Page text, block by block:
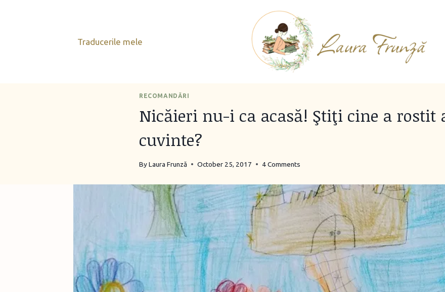
Traducerile mele
RECOMANDĂRI
Nicăieri nu-i ca acasă! Ştiţi cine a rostit
cuvinte?
ByLaura Frunză October 25, 2017 4 Comments